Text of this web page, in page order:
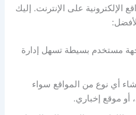
40% من المواقع الإلكترونية على الإنترنت. إليك
مستخدم بسيطة تسهل إدارة
أي نوع من المواقع سواء
أو موقع إخباري.